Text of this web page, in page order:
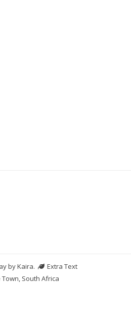
byKaira.
Extra Text
Town, South Africa